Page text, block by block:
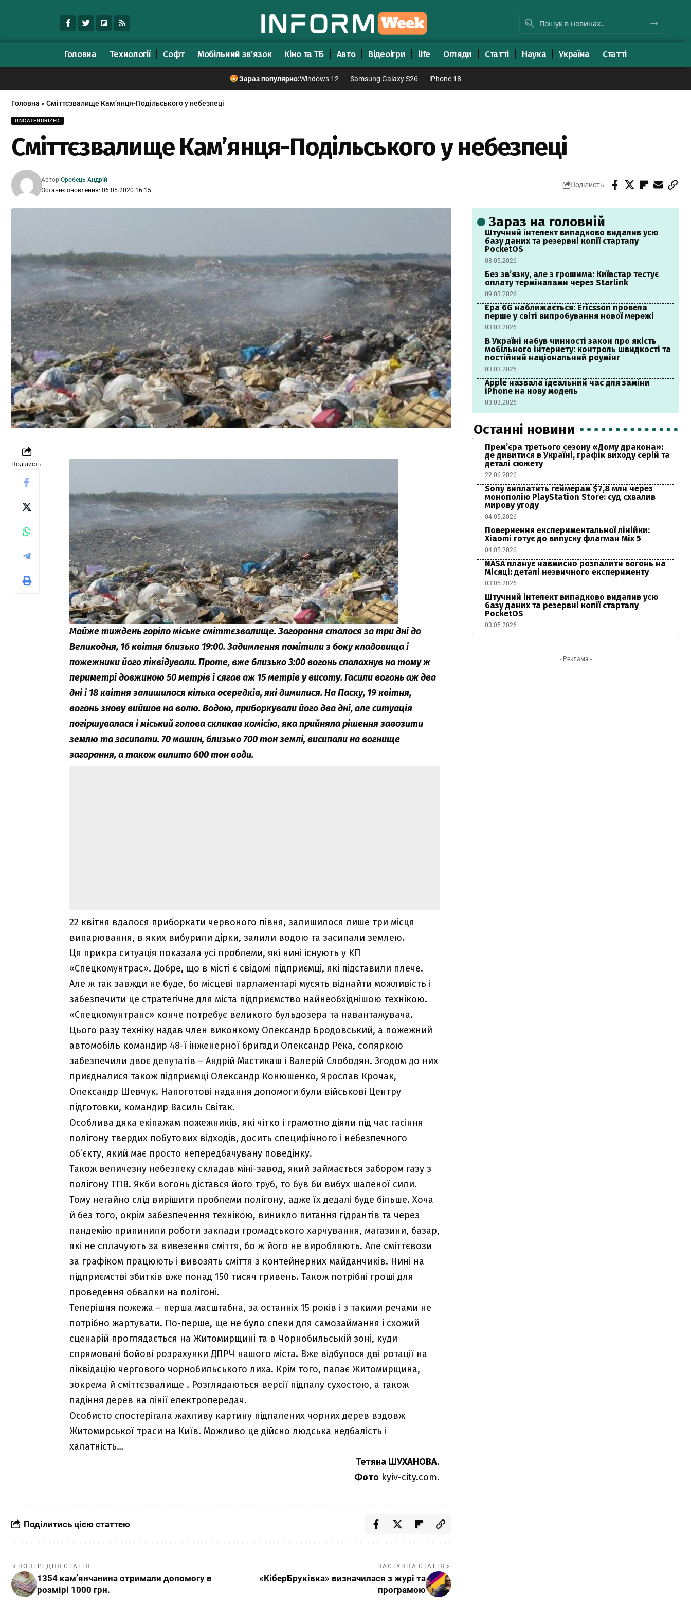
Головна Технології Софт Мобільний зв’язок Кіно та ТБ Авто Відеоігри life Огляди Статті Наука Україна Статті
Зараз популярно:Windows 12 Samsung Galaxy S26 iPhone 18
Головна »Сміттєзвалище Кам’янця-Подільського у небезпеці
UNCATEGORIZED
Сміттєзвалище Кам’янця-Подільського у небезпеці
Останнє оновлення: 06.05.2020 16:15
Автор:Оробець Андрій
Поділисть
Поділисть
Майже тиждень горіло міське сміттєзвалище. Загорання сталося за три дні до
Великодня, 16 квітня близько 19:00. Задимлення помітили з боку кладовища і
пожежники його ліквідували. Проте, вже близько 3:00 вогонь спалахнув на тому ж
периметрі довжиною 50 метрів і сягав аж 15 метрів у висоту. Гасили вогонь аж два
дні і 18 квітня залишилося кілька осередків, які димилися. На Паску, 19 квітня,
вогонь знову вийшов на волю. Водою, приборкували його два дні, але ситуація
погіршувалася і міський голова скликав комісію, яка прийняла рішення завозити
землю та засипати. 70 машин, близько 700 тон землі, висипали на вогнище
загорання, а також вилито 600 тон води.
22 квітня вдалося приборкати червоного півня, залишилося лише три місця
випарювання, в яких вибурили дірки, залили водою та засипали землею.
Ця прикра ситуація показала усі проблеми, які нині існують у КП
«Спецкомунтрас». Добре, що в місті є свідомі підприємці, які підставили плече.
Але ж так завжди не буде, бо місцеві парламентарі мусять віднайти можливість і
забезпечити це стратегічне для міста підприємство найнеобхіднішою технікою.
«Спецкомунтранс» конче потребує великого бульдозера та навантажувача.
Цього разу техніку надав член виконкому Олександр Бродовський, а пожежний
автомобіль командир 48-ї інженерної бригади Олександр Река, соляркою
забезпечили двоє депутатів – Андрій Мастикаш і Валерій Слободян. Згодом до них
приєдналися також підприємці Олександр Конюшенко, Ярослав Крочак,
Олександр Шевчук. Напоготові надання допомоги були військові Центру
підготовки, командир Василь Світак.
Особлива дяка екіпажам пожежників, які чітко і грамотно діяли під час гасіння
полігону твердих побутових відходів, досить специфічного і небезпечного
об’єкту, який має просто непередбачувану поведінку.
Також величезну небезпеку складав міні-завод, який займається забором газу з
полігону ТПВ. Якби вогонь дістався його труб, то був би вибух шаленої сили.
Тому негайно слід вирішити проблеми полігону, адже їх дедалі буде більше. Хоча
й без того, окрім забезпечення технікою, виникло питання гідрантів та через
пандемію припинили роботи заклади громадського харчування, магазини, базар,
які не сплачують за вивезення сміття, бо ж його не виробляють. Але сміттєвози
за графіком працюють і вивозять сміття з контейнерних майданчиків. Нині на
підприємстві збитків вже понад 150 тисяч гривень. Також потрібні гроші для
проведення обвалки на полігоні.
Теперішня пожежа – перша масштабна, за останніх 15 років і з такими речами не
потрібно жартувати. По-перше, ще не було спеки для самозаймання і схожий
сценарій проглядається на Житомирщині та в Чорнобильській зоні, куди
спрямовані бойові розрахунки ДПРЧ нашого міста. Вже відбулося дві ротації на
ліквідацію чергового чорнобильського лиха. Крім того, палає Житомирщина,
зокрема й сміттєзвалище . Розглядаються версії підпалу сухостою, а також
падіння дерев на лінії електропередач.
Особисто спостерігала жахливу картину підпалених чорних дерев вздовж
Житомирської траси на Київ. Можливо це дійсно людська недбалість і
халатність…
Тетяна ШУХАНОВА.
Фото kyiv-city.com.
Поділитись цією статтею
ПОПЕРЕДНЯ СТАТТЯ
1354 кам’янчанина отримали допомогу в
розмірі 1000 грн.
НАСТУПНА СТАТТЯ
«КіберБруківка» визначилася з журі та
програмою
Зараз на головній
Штучний інтелект випадково видалив усю
базу даних та резервні копії стартапу
PocketOS
03.05.2026
Без зв’язку, але з грошима: Київстар тестує
оплату терміналами через Starlink
09.03.2026
Ера 6G наближається: Ericsson провела
перше у світі випробування нової мережі
03.03.2026
В Україні набув чинності закон про якість
мобільного інтернету: контроль швидкості та
постійний національний роумінг
03.03.2026
Apple назвала ідеальний час для заміни
iPhone на нову модель
03.03.2026
Останні новини
Прем’єра третього сезону «Дому дракона»:
де дивитися в Україні, графік виходу серій та
деталі сюжету
22.06.2026
Sony виплатить геймерам $7,8 млн через
монополію PlayStation Store: суд схвалив
мирову угоду
04.05.2026
Повернення експериментальної лінійки:
Xiaomi готує до випуску флагман Mix 5
04.05.2026
NASA планує навмисно розпалити вогонь на
Місяці: деталі незвичного експерименту
03.05.2026
Штучний інтелект випадково видалив усю
базу даних та резервні копії стартапу
PocketOS
03.05.2026
- Реклама -